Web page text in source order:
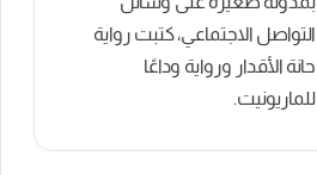
التواصل الاجتماعي، كتبت رواية
حانة الأقدار ورواية وداعًا
للماريونيت.